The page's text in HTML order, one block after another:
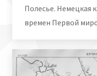
Полесье. Немецкая
времен Первой